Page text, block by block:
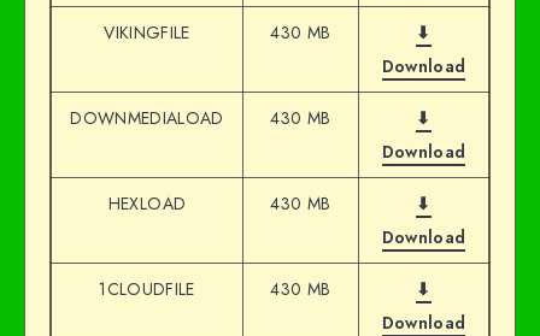
VIKINGFILE 430 MB
⬇
Download
DOWNMEDIALOAD 430 MB
⬇
Download
HEXLOAD 430 MB
⬇
Download
1CLOUDFILE 430 MB
⬇
Download